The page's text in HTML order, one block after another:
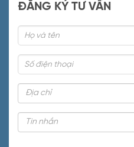
ĐĂNG KÝ TƯ VẤN